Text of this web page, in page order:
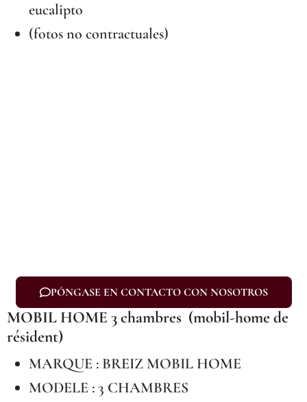
eucalipto
(fotos no contractuales)
PÓNGASE EN CONTACTO CON NOSOTROS
MOBIL HOME 3 chambres (mobil-home de
résident)
MARQUE : BREIZ MOBIL HOME
MODELE : 3 CHAMBRES